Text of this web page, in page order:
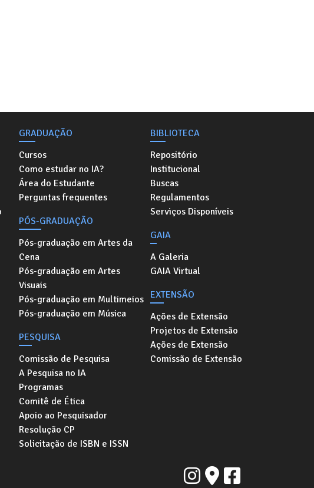
GRADUAÇÃO
Cursos
Como estudar no IA?
Área do Estudante
Perguntas frequentes
PÓS-GRADUAÇÃO
Pós-graduação em Artes da
Cena
Pós-graduação em Artes
Visuais
Pós-graduação em Multimeios
Pós-graduação em Música
PESQUISA
Comissão de Pesquisa
A Pesquisa no IA
Programas
Comitê de Ética
Apoio ao Pesquisador
Resolução CP
Solicitação de ISBN e ISSN
BIBLIOTECA
Repositório
Institucional
Buscas
Regulamentos
Serviços Disponíveis
GAIA
A Galeria
GAIA Virtual
EXTENSÃO
Ações de Extensão
Projetos de Extensão
Ações de Extensão
Comissão de Extensão